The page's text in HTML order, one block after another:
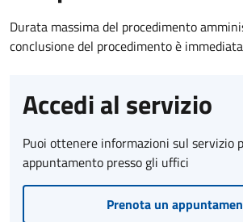
Durata massima del procedimento
conclusione del procedimento è
Accedi al servizio
Puoi ottenere informazioni sul servizio
appuntamento presso gli uffici
Prenota un